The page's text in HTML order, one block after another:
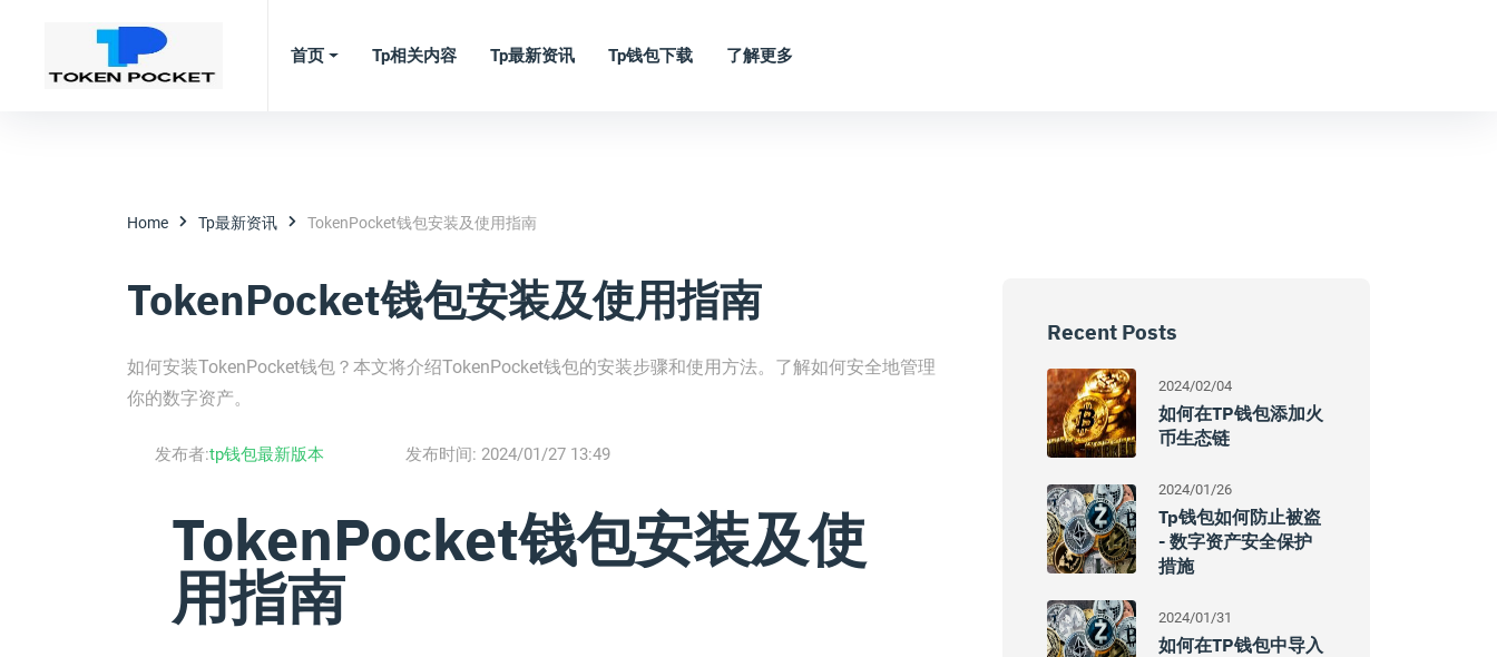
首页 Tp相关内容 Tp最新资讯 Tp钱包下载 了解更多
Home Tp最新资讯 TokenPocket钱包安装及使用指南
TokenPocket钱包安装及使用指南
如何安装TokenPocket钱包？本文将介绍TokenPocket钱包的安装步骤和使用方法。了解如何安全地管理
你的数字资产。
发布者:tp钱包最新版本 发布时间: 2024/01/27 13:49
TokenPocket钱包安装及使
用指南
Recent Posts
2024/02/04
如何在TP钱包添加火
币生态链
2024/01/26
Tp钱包如何防止被盗
- 数字资产安全保护
措施
2024/01/31
如何在TP钱包中导入